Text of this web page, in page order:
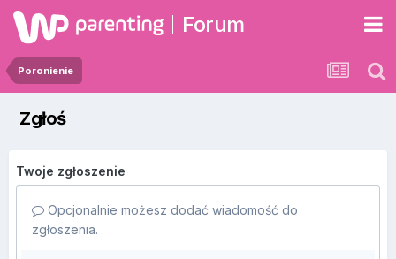
Forum
Poronienie
Zgłoś
Twoje zgłoszenie
Opcjonalnie możesz dodać wiadomość do
zgłoszenia.